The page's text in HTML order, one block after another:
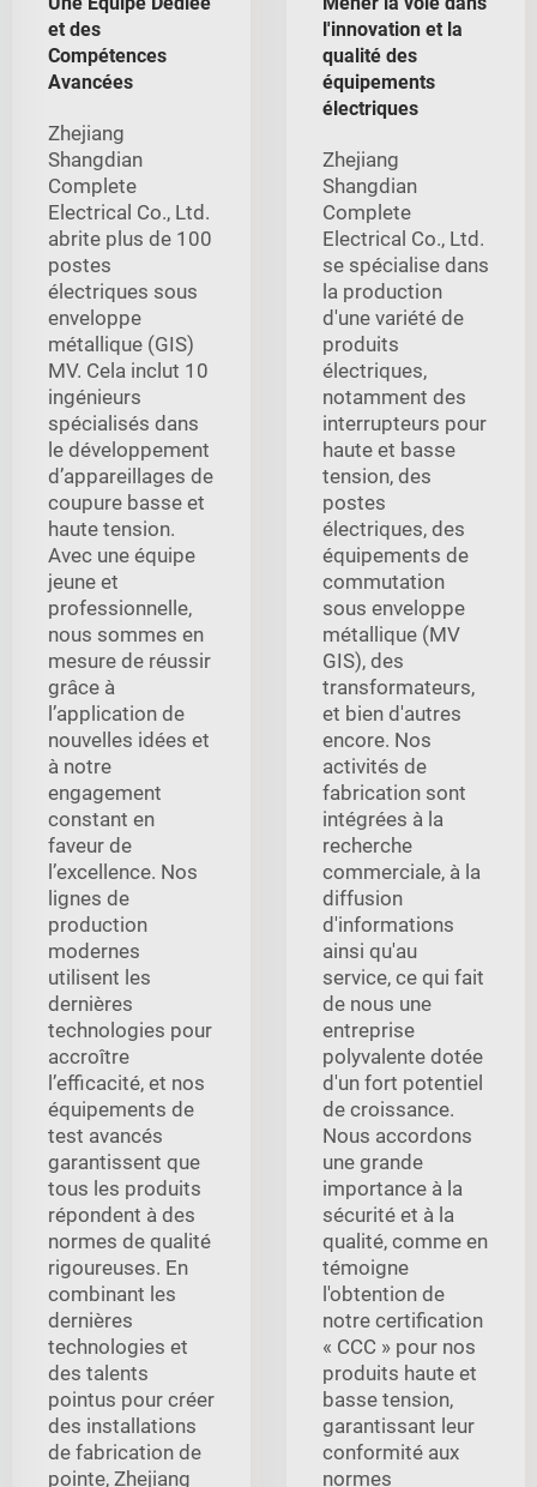
et des
Compétences
Avancées
Zhejiang
Shangdian
Complete
Electrical Co., Ltd.
abrite plus de 100
postes
électriques sous
enveloppe
métallique (GIS)
MV. Cela inclut 10
ingénieurs
spécialisés dans
le développement
d’appareillages de
coupure basse et
haute tension.
Avec une équipe
jeune et
professionnelle,
nous sommes en
mesure de réussir
grâce à
l’application de
nouvelles idées et
à notre
engagement
constant en
faveur de
l’excellence. Nos
lignes de
production
modernes
utilisent les
dernières
technologies pour
accroître
l’efficacité, et nos
équipements de
test avancés
garantissent que
tous les produits
répondent à des
normes de qualité
rigoureuses. En
combinant les
dernières
technologies et
des talents
pointus pour créer
des installations
de fabrication de
pointe, Zhejiang
l'innovation et la
qualité des
équipements
électriques
Zhejiang
Shangdian
Complete
Electrical Co., Ltd.
se spécialise dans
la production
d'une variété de
produits
électriques,
notamment des
interrupteurs pour
haute et basse
tension, des
postes
électriques, des
équipements de
commutation
sous enveloppe
métallique (MV
GIS), des
transformateurs,
et bien d'autres
encore. Nos
activités de
fabrication sont
intégrées à la
recherche
commerciale, à la
diffusion
d'informations
ainsi qu'au
service, ce qui fait
de nous une
entreprise
polyvalente dotée
d'un fort potentiel
de croissance.
Nous accordons
une grande
importance à la
sécurité et à la
qualité, comme en
témoigne
l'obtention de
notre certification
« CCC » pour nos
produits haute et
basse tension,
garantissant leur
conformité aux
normes